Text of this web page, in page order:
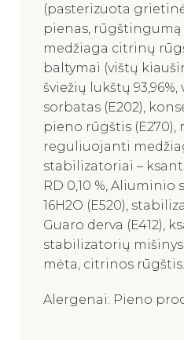
(pasterizuota
pienas,
medžiaga citrinų
baltymai (vištų
šviežių lukštų
sorbatas (E202),
pieno rūgštis
reguliuojanti
stabilizatoriai –
RD 0,10 %, Aliuminio
16H2O (E520),
Guaro derva (E412),
stabilizatorių mišinys
mėta, citrinos rūgštis.
Alergenai: Pieno